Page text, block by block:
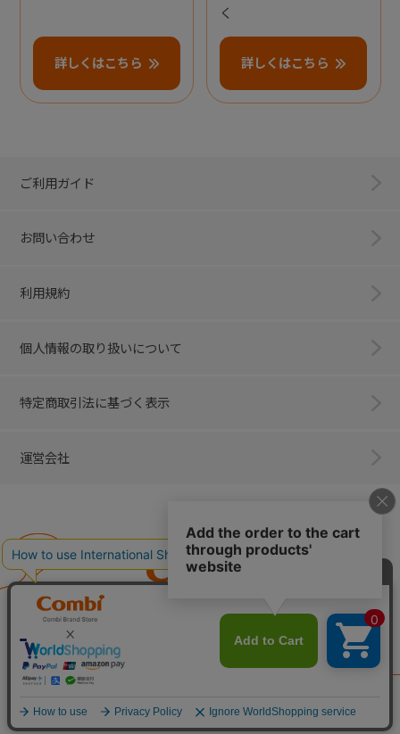
詳しくはこちら
く
詳しくはこちら
ご利用ガイド
お問い合わせ
利用規約
個人情報の取り扱いについて
特定商取引法に基づく表示
運営会社
子育てに、イノベーションを。
ベビー用品のコンビ株式会社
All Right Reserved. Copyright © Combi Corporation.